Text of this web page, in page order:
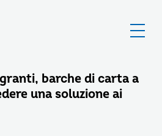
barche di carta a
una soluzione ai